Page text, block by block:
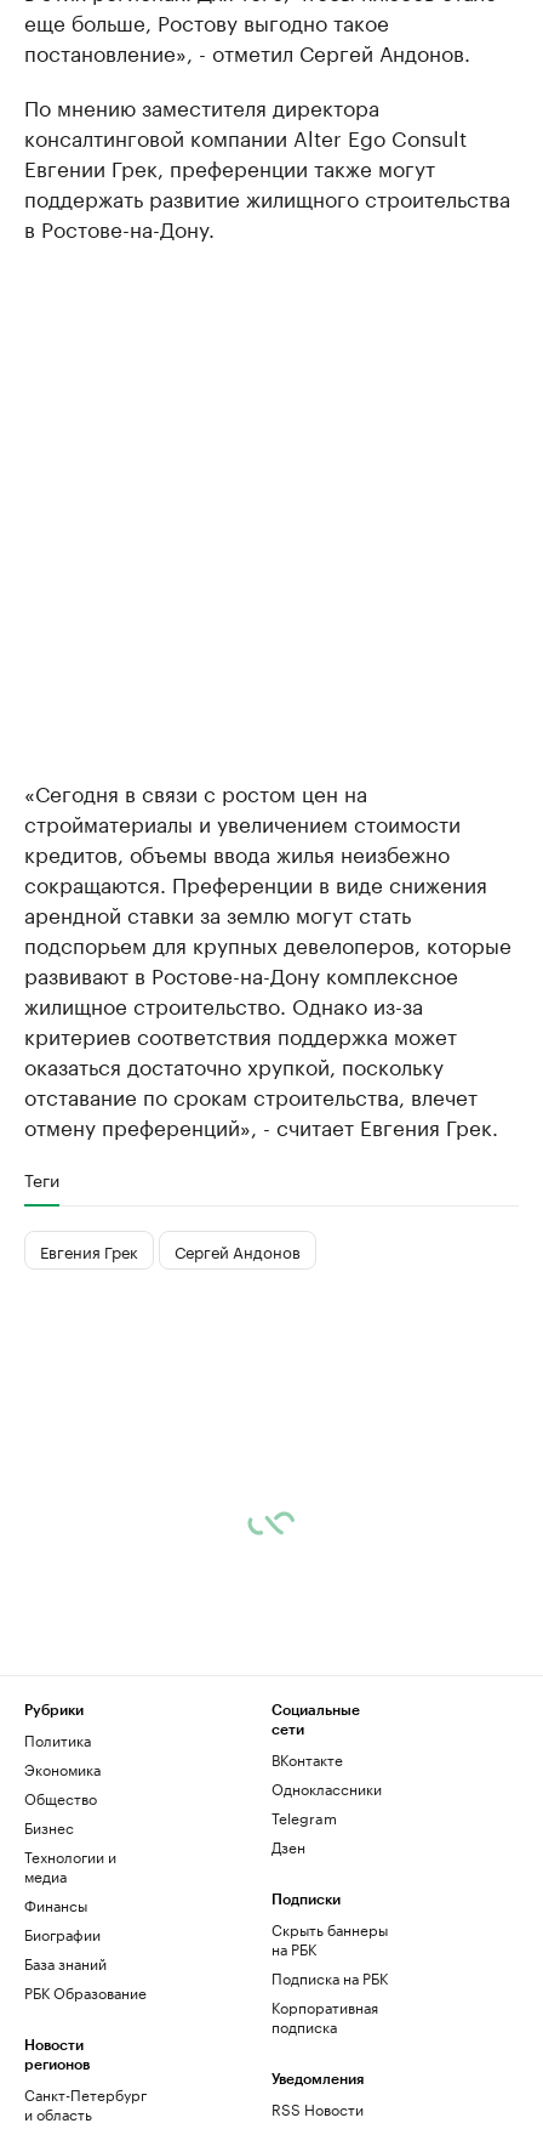
еще больше, Ростову выгодно такое
постановление», - отметил Сергей Андонов.
По мнению заместителя директора
консалтинговой компании Alter Ego Consult
Евгении Грек, преференции также могут
поддержать развитие жилищного строительства
в Ростове-на-Дону.
«Сегодня в связи с ростом цен на
стройматериалы и увеличением стоимости
кредитов, объемы ввода жилья неизбежно
сокращаются. Преференции в виде снижения
арендной ставки за землю могут стать
подспорьем для крупных девелоперов, которые
развивают в Ростове-на-Дону комплексное
жилищное строительство. Однако из-за
критериев соответствия поддержка может
оказаться достаточно хрупкой, поскольку
отставание по срокам строительства, влечет
отмену преференций», - считает Евгения Грек.
Теги
Евгения Грек Сергей Андонов
Рубрики
Политика
Экономика
Общество
Бизнес
Технологии и
медиа
Финансы
Биографии
База знаний
РБК Образование
Новости
регионов
Санкт-Петербург
и область
Социальные
сети
ВКонтакте
Одноклассники
Telegram
Дзен
Подписки
Скрыть баннеры
на РБК
Подписка на РБК
Корпоративная
подписка
Уведомления
RSS Новости